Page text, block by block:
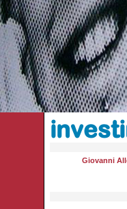
Giovanni